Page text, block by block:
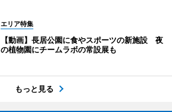
エリア特集
【動画】長居公園に食やスポーツの新施設 夜
の植物園にチームラボの常設展も
もっと見る